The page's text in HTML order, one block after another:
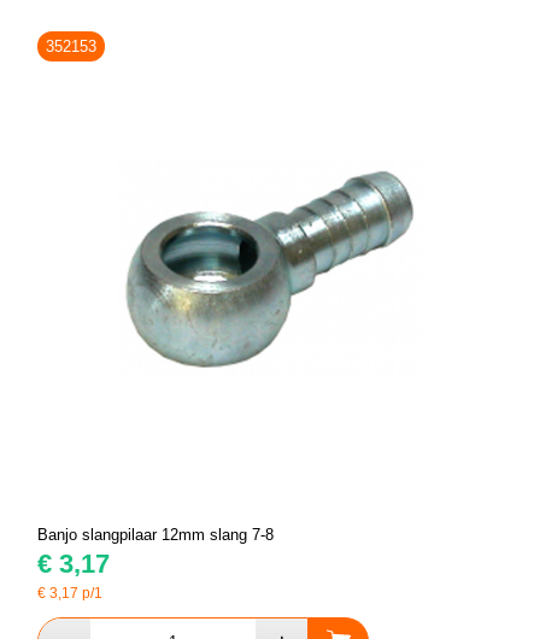
352153
Banjo slangpilaar 12mm slang 7-8
€ 3,17
€3,17 p/1